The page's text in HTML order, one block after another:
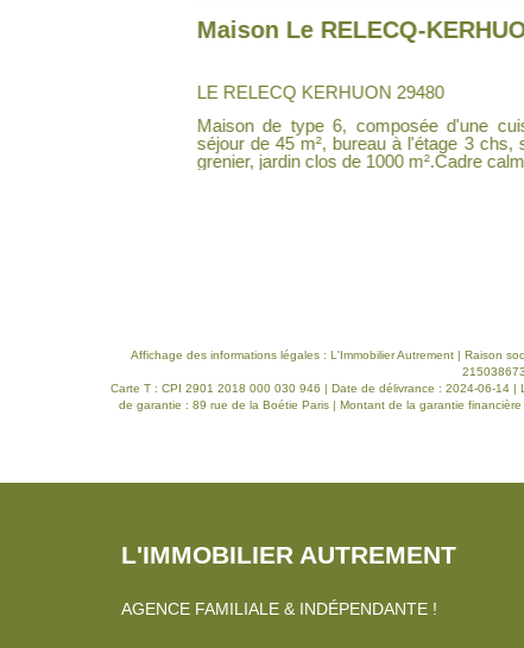
Maison Le RELECQ-
LE RELECQ KERHUON 29480
Maison de type 6, composée d'une cuisine aménagée et équipée,
séjour de 45 m², bureau à l'étage 3 chs, salle de bains de bains , Sous-sol,
Affichage des informations légales : L'Immobilier Autrement | Raison
Carte T : CPI 2901 2018 000 030 946 | Date de délivrance : 2024-06-14
de garantie : 89 rue de la Boétie Paris | Montant de la garantie
L'IMMOBILIER AUTREMENT
AGENCE FAMILIALE & INDÉPENDANTE !